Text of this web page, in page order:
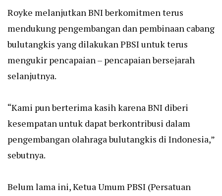
Royke melanjutkan BNI berkomitmen terus
mendukung pengembangan dan pembinaan cabang
bulutangkis yang dilakukan PBSI untuk terus
mengukir pencapaian – pencapaian bersejarah
selanjutnya.
“Kami pun berterima kasih karena BNI diberi
kesempatan untuk dapat berkontribusi dalam
pengembangan olahraga bulutangkis di Indonesia,”
sebutnya.
Belum lama ini, Ketua Umum PBSI (Persatuan